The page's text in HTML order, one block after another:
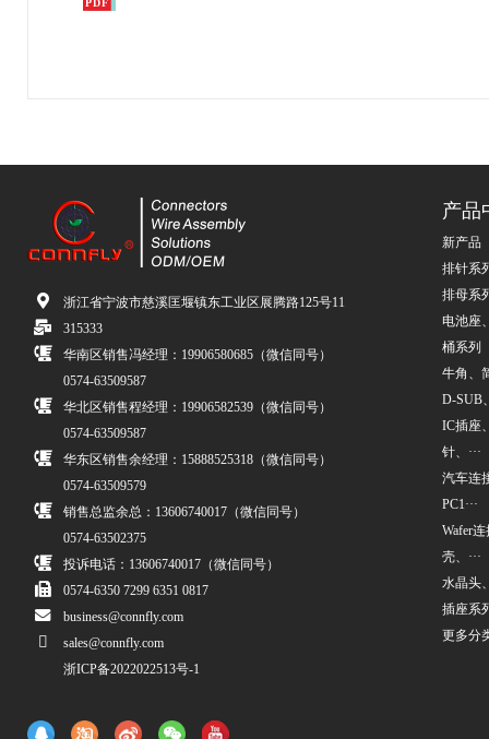
浙江省宁波市慈溪匡堰镇东工业区展腾路125号11
315333
华南区销售冯经理：19906580685（微信同号）
0574-63509587
华北区销售程经理：19906582539（微信同号）
0574-63509587
华东区销售余经理：15888525318（微信同号）
0574-63509579
销售总监余总：13606740017（微信同号）
0574-63502375
投诉电话：13606740017（微信同号）
0574-6350 7299 6351 0817
business@connfly.com
sales@connfly.com
浙ICP备2022022513号-1
产品
新产品
排针系
排母系
电池座
桶系列
牛角、
D-SUB
IC插座
针、···
汽车连
PC1···
Wafer
壳、···
水晶头
插座系
更多分